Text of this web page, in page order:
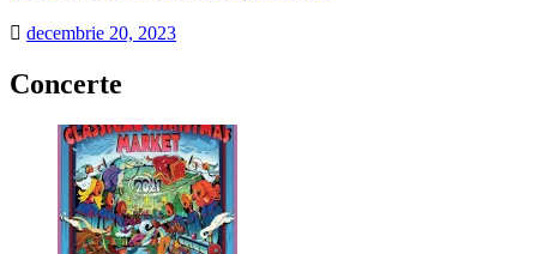
decembrie 20, 2023
Concerte